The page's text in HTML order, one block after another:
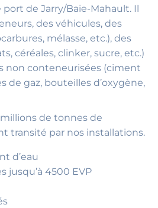
de Jarry/Baie-Mahault. Il
des véhicules, des
mélasse, etc.), des
céréales, clinker, sucre, etc.)
non conteneurisées (ciment
de gaz, bouteilles d’oxygène,
millions de tonnes de
transité par nos installations.
d’eau
jusqu’à 4500 EVP